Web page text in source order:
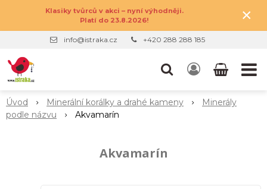
Klasiky tvůrců v akci – nyní výhodněji.
Platí do 23.8.2026!
×
info@istraka.cz +420 288 288 185
Úvod Minerální korálky a drahé kameny
Minerály
podle názvu
Akvamarín
Akvamarín